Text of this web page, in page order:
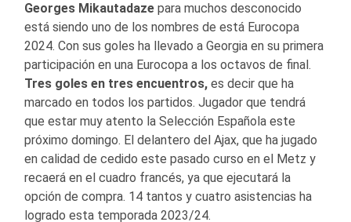
Georges Mikautadaze para muchos desconocido
está siendo uno de los nombres de está Eurocopa
2024. Con sus goles ha llevado a Georgia en su primera
participación en una Eurocopa a los octavos de final.
Tres goles en tres encuentros, es decir que ha
marcado en todos los partidos. Jugador que tendrá
que estar muy atento la Selección Española este
próximo domingo. El delantero del Ajax, que ha jugado
en calidad de cedido este pasado curso en el Metz y
recaerá en el cuadro francés, ya que ejecutará la
opción de compra. 14 tantos y cuatro asistencias ha
logrado esta temporada 2023/24.